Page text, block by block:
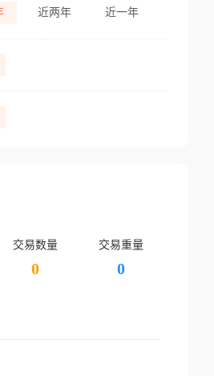
近两年 近一年
交易数量
0
交易重量
0